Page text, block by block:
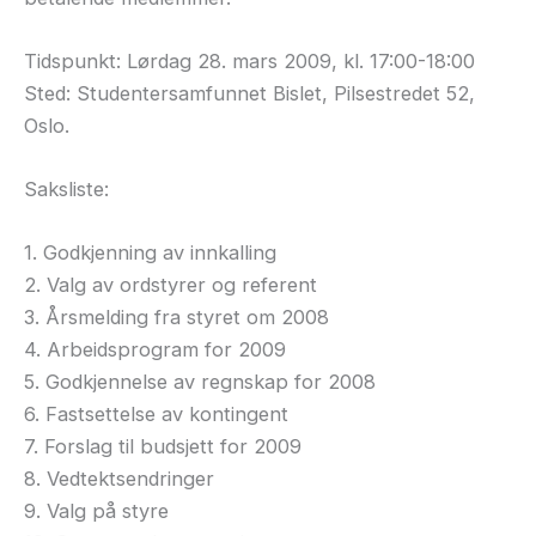
Tidspunkt: Lørdag 28. mars 2009, kl. 17:00-18:00
Sted: Studentersamfunnet Bislet, Pilsestredet 52,
Oslo.
Saksliste:
1. Godkjenning av innkalling
2. Valg av ordstyrer og referent
3. Årsmelding fra styret om 2008
4. Arbeidsprogram for 2009
5. Godkjennelse av regnskap for 2008
6. Fastsettelse av kontingent
7. Forslag til budsjett for 2009
8. Vedtektsendringer
9. Valg på styre